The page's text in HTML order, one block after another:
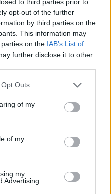
opt-out of the further
by third parties on the
This information may
on the IAB’s List of
further disclose it to other
Outs
of my
of my
my
Advertising.